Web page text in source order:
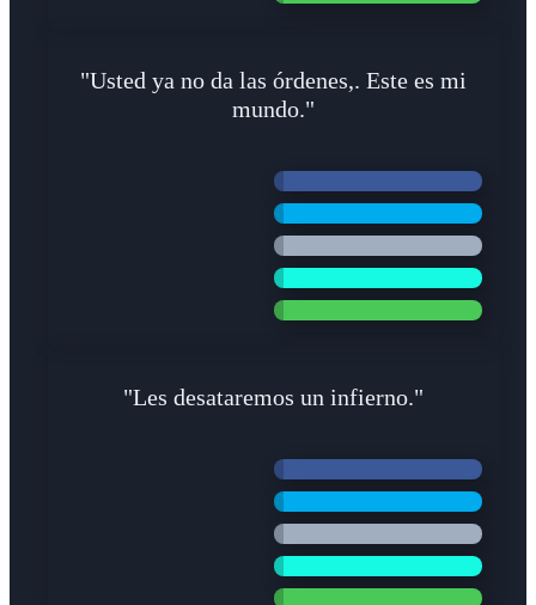
"Usted ya no da las órdenes,. Este es mi
mundo."
"Les desataremos un infierno."